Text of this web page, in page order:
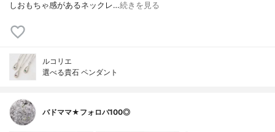
しおもちゃ感があるネックレ…続きを見る
ルコリエ
選べる貴石 ペンダント
バドママ★フォロバ100◎